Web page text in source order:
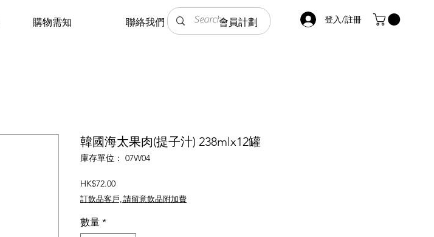
登入/註冊
購物需知 聯絡我們 會員計劃
韓國海太果肉(提子汁) 238mlx12罐
庫存單位： 07W04
HK$72.00價
格
訂飲品客戶, 請留意飲品附加費
數量 *